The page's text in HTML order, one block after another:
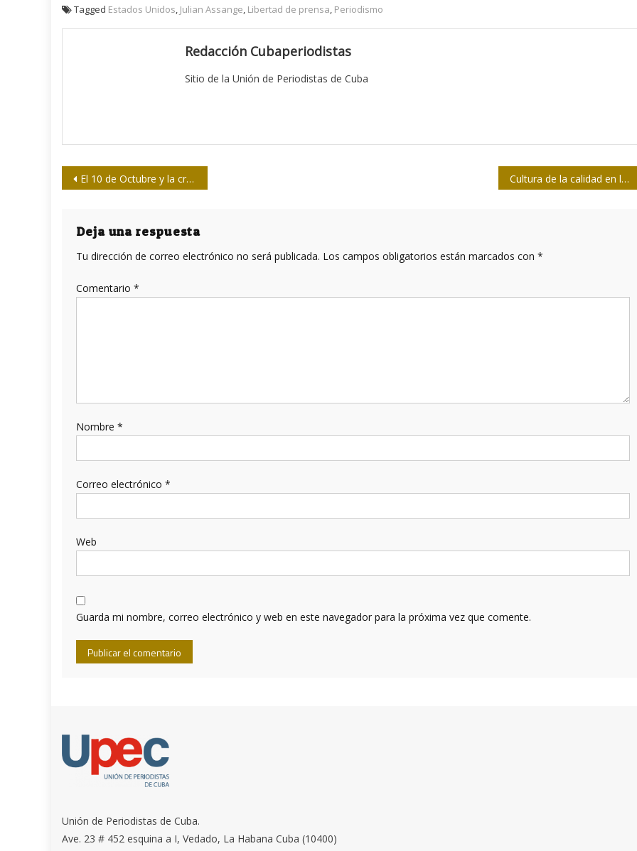
Tagged Estados Unidos, Julian Assange, Libertad de prensa, Periodismo
Redacción Cubaperiodistas
Sitio de la Unión de Periodistas de Cuba
Navegación
entradas
El 10 de Octubre y la creación de varios medios de prensa en Cuba Cultura de la calidad en la televisión pública
Deja una respuesta
Tu dirección de correo electrónico no será publicada. Los campos obligatorios están marcados con *
Comentario *
Nombre *
Correo electrónico *
Web
Guarda mi nombre, correo electrónico y web en este navegador para la próxima vez que comente.
Unión de Periodistas de Cuba.
Ave. 23 # 452 esquina a I, Vedado, La Habana Cuba (10400)